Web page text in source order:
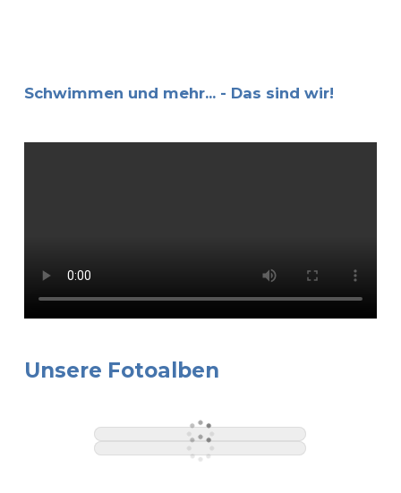
Schwimmen und mehr... - Das sind wir!
Unsere Fotoalben